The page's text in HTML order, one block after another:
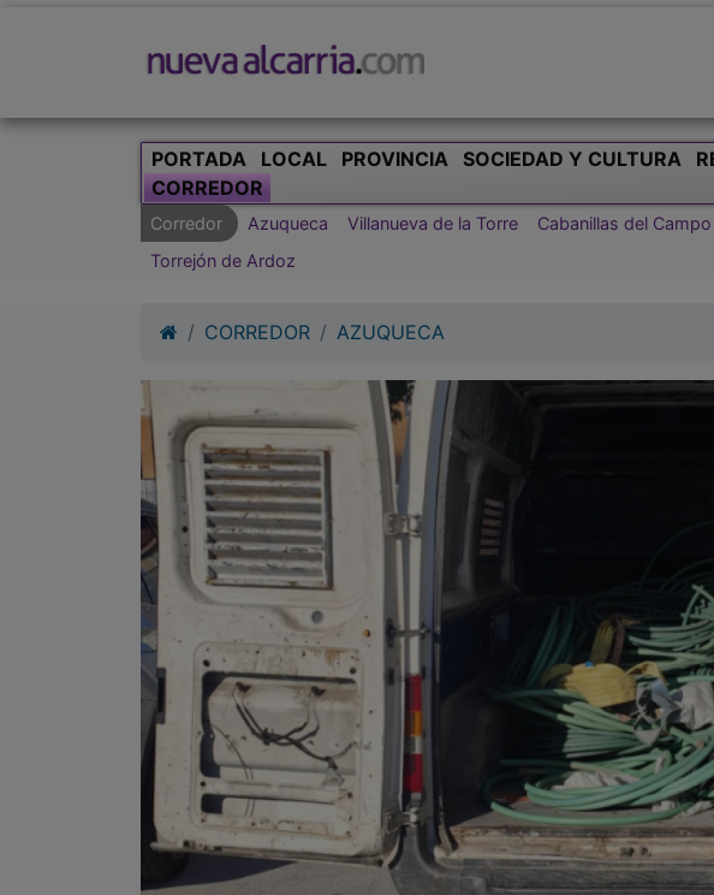
PORTADA LOCAL PROVINCIA SOCIEDAD Y CULTURA
CORREDOR
Corredor Azuqueca Villanueva de la Torre Cabanillas del Campo
Torrejón de Ardoz
CORREDOR AZUQUECA